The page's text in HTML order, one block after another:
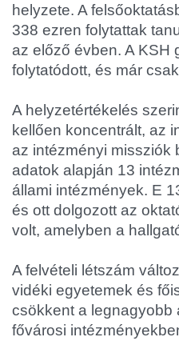
helyzete. A
338 ezren folytattak
az előző évben. A KSH
folytatódott, és már
A helyzetértékelés
kellően koncentrált, az
az intézményi missziók
adatok alapján 13
állami intézmények. E
és ott dolgozott az
volt, amelyben a
A felvételi létszám
vidéki egyetemek és
csökkent a legnagyobb
fővárosi